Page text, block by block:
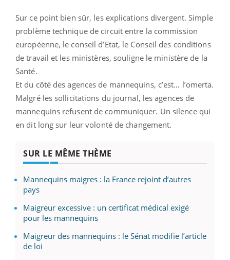
Sur ce point bien sûr, les explications divergent. Simple
problème technique de circuit entre la commission
européenne, le conseil d’Etat, le Conseil des conditions
de travail et les ministères, souligne le ministère de la
Santé.
Et du côté des agences de mannequins, c’est… l’omerta.
Malgré les sollicitations du journal, les agences de
mannequins refusent de communiquer. Un silence qui
en dit long sur leur volonté de changement.
SUR LE MÊME THÈME
Mannequins maigres : la France rejoint d’autres
pays
Maigreur excessive : un certificat médical exigé
pour les mannequins
Maigreur des mannequins : le Sénat modifie l’article
de loi